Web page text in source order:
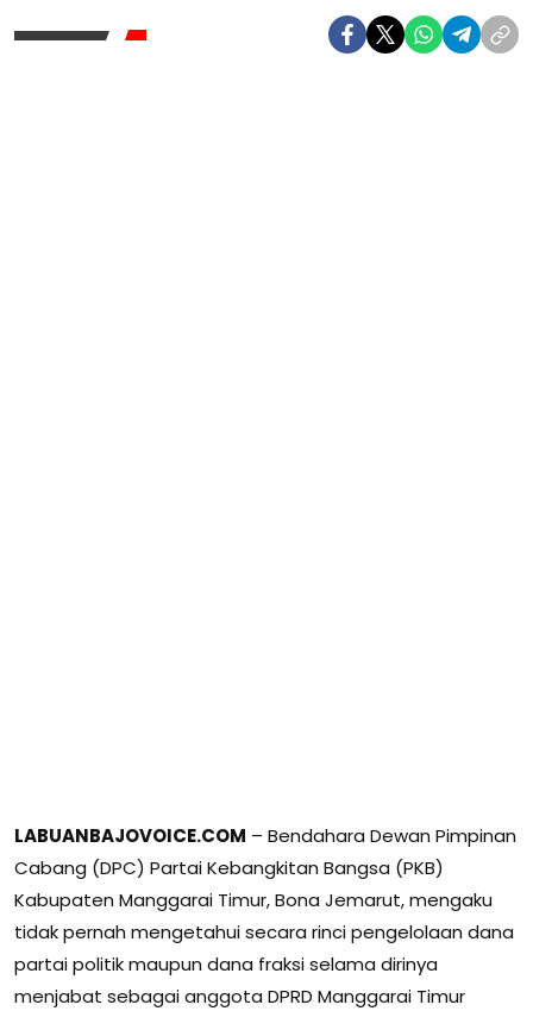
LABUANBAJOVOICE.COM – Bendahara Dewan Pimpinan
Cabang (DPC) Partai Kebangkitan Bangsa (PKB)
Kabupaten Manggarai Timur, Bona Jemarut, mengaku
tidak pernah mengetahui secara rinci pengelolaan dana
partai politik maupun dana fraksi selama dirinya
menjabat sebagai anggota DPRD Manggarai Timur